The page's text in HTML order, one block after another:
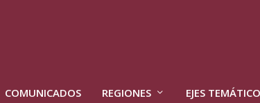
COMUNICADOS REGIONES EJES